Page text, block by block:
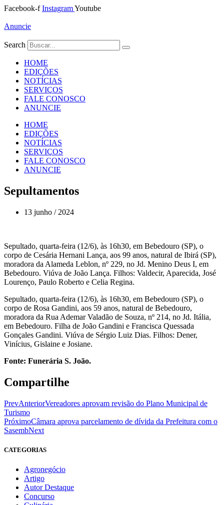
Ir
o
Facebook-f InstagramYoutube
Anuncie
Search
HOME
EDIÇÕES
NOTÍCIAS
SERVIÇOS
FALE CONOSCO
ANUNCIE
HOME
EDIÇÕES
NOTÍCIAS
SERVIÇOS
FALE CONOSCO
ANUNCIE
Sepultamentos
13 junho / 2024
Sepultado, quarta-feira (12/6), às 16h30, em Bebedouro (SP), o
corpo de Cesária Hernani Lança, aos 99 anos, natural de Ibirá (SP),
moradora da Alameda Leblon, nº 229, no Jd. Menino Deus I, em
Bebedouro. Viúva de João Lança. Filhos: Valdecir, Aparecida, José
Lourenço, Paulo Roberto e Celia Regina.
Sepultado, quarta-feira (12/6), às 16h30, em Bebedouro (SP), o
corpo de Rosa Gandini, aos 59 anos, natural de Bebedouro,
moradora da Rua Ademar Valadão de Souza, nº 214, no Jd. Itália,
em Bebedouro. Filha de João Gandini e Francisca Quessada
Gonçales Gandini. Viúva de Sérgio Luiz Dias. Filhos: Dener,
Vinícius, Gislaine e Josiane.
Fonte: Funerária S. João.
Compartilhe
PrevAnteriorVereadores aprovam revisão do Plano Municipal de
Turismo
PróximoCâmara aprova parcelamento de dívida da Prefeitura com o
SasembNext
CATEGORIAS
Agronegócio
Artigo
Autor Destaque
Concurso